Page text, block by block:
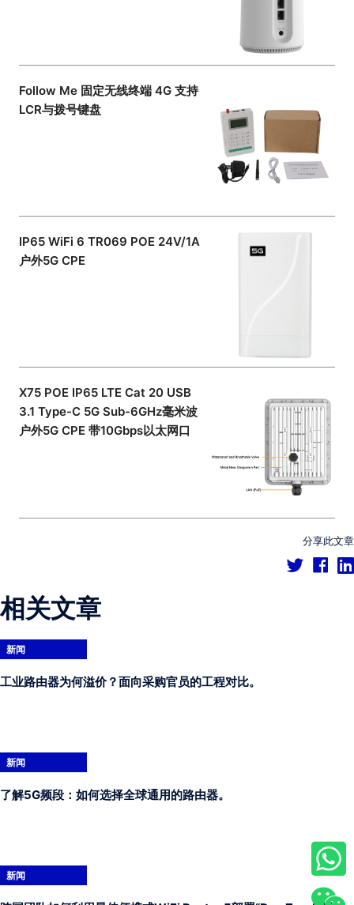
Follow Me 固定无线终端 4G 支持
LCR与拨号键盘
IP65 WiFi 6 TR069 POE 24V/1A
户外5G CPE
X75 POE IP65 LTE Cat 20 USB
3.1 Type-C 5G Sub-6GHz毫米波
户外5G CPE 带10Gbps以太网口
分享此文章
相关文章
新闻
工业路由器为何溢价？面向采购官员的工程对比。
新闻
了解5G频段：如何选择全球通用的路由器。
新闻